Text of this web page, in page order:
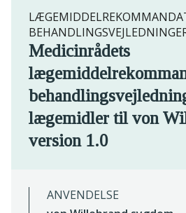
Medicinrådets
lægemidler til von
version 1.0
ANVENDELSE